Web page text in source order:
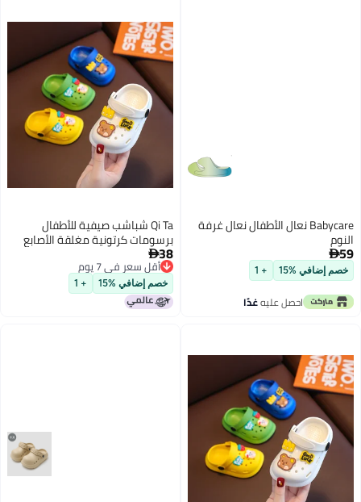
Babycare نعال الأطفال نعال غرفة

إضافي %15 + 1
احصل عليهغدًا
Qi Ta شباشب صيفية للأطفال
برسومات كرتونية مغلقة الأصابع
ومضادة للانزلاق للفتيان والفتيات

أقل سعر في 7 يوم
أقل سعر في 7 يوم
خصم إضافي %15 + 1